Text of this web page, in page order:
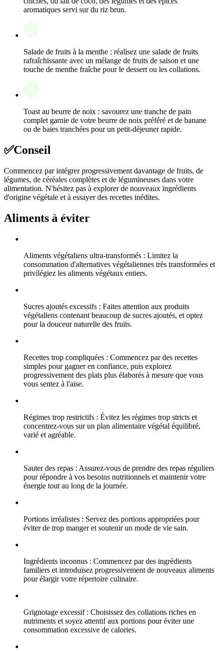
aromatiques servi sur du riz brun.
Salade de fruits à la menthe : réalisez une salade de fruits
rafraîchissante avec un mélange de fruits de saison et une
touche de menthe fraîche pour le dessert ou les collations.
Toast au beurre de noix : savourez une tranche de pain
complet garnie de votre beurre de noix préféré et de banane
ou de baies tranchées pour un petit-déjeuner rapide.
✅Conseil
Commencez par intégrer progressivement davantage de fruits, de
légumes, de céréales complètes et de légumineuses dans votre
alimentation. N'hésitez pas à explorer de nouveaux ingrédients
d'origine végétale et à essayer des recettes inédites.
Aliments à éviter
Aliments végétaliens ultra-transformés : Limitez la
consommation d'alternatives végétaliennes très transformées et
privilégiez les aliments végétaux entiers.
Sucres ajoutés excessifs : Faites attention aux produits
végétaliens contenant beaucoup de sucres ajoutés, et optez
pour la douceur naturelle des fruits.
Recettes trop compliquées : Commencez par des recettes
simples pour gagner en confiance, puis explorez
progressivement des plats plus élaborés à mesure que vous
vous sentez à l'aise.
Régimes trop restrictifs : Évitez les régimes trop stricts et
concentrez-vous sur un plan alimentaire végétal équilibré,
varié et agréable.
Sauter des repas : Assurez-vous de prendre des repas réguliers
pour répondre à vos besoins nutritionnels et maintenir votre
énergie tout au long de la journée.
Portions irréalistes : Servez des portions appropriées pour
éviter de trop manger et soutenir un mode de vie sain.
Ingrédients inconnus : Commencez par des ingrédients
familiers et introduisez progressivement de nouveaux aliments
pour élargir votre répertoire culinaire.
Grignotage excessif : Choisissez des collations riches en
nutriments et soyez attentif aux portions pour éviter une
consommation excessive de calories.